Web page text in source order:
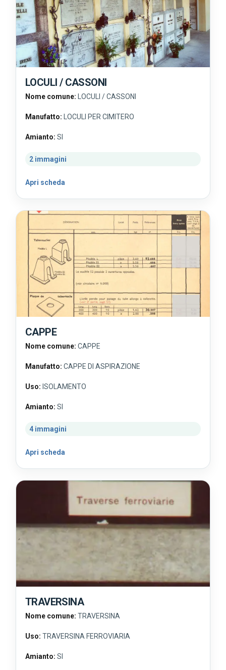
LOCULI / CASSONI
Nome comune: LOCULI / CASSONI
Manufatto: LOCULI PER CIMITERO
Amianto: SI
2 immagini
Apri scheda
CAPPE
Nome comune: CAPPE
Manufatto: CAPPE DI ASPIRAZIONE
Uso: ISOLAMENTO
Amianto: SI
4 immagini
Apri scheda
TRAVERSINA
Nome comune: TRAVERSINA
Uso: TRAVERSINA FERROVIARIA
Amianto: SI